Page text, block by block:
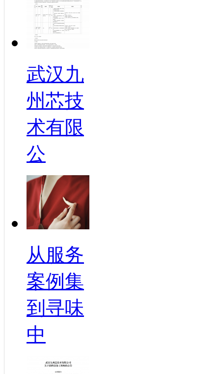
武汉九
州芯技
术有限
公
从服务
案例集
到寻味
中